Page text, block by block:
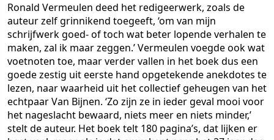
Ronald Vermeulen deed het redigeerwerk, zoals de
auteur zelf grinnikend toegeeft, ‘om van mijn
schrijfwerk goed- of toch wat beter lopende verhalen te
maken, zal ik maar zeggen.’ Vermeulen voegde ook wat
voetnoten toe, maar verder vallen in het boek dus een
goede zestig uit eerste hand opgetekende anekdotes te
lezen, naar waarheid uit het collectief geheugen van het
echtpaar Van Bijnen. ‘Zo zijn ze in ieder geval mooi voor
het nageslacht bewaard, niets meer en niets minder,’
stelt de auteur. Het boek telt 180 pagina’s, dat lijken er